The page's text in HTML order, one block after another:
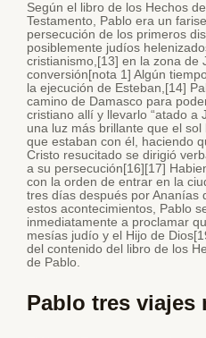
Según el libro de los Hechos
Testamento, Pablo era un
persecución de los primeros
posiblemente judíos
cristianismo,[13] en la zona de
conversión[nota 1] Algún
la ejecución de Esteban,[14]
camino de Damasco para
cristiano allí y llevarlo “atado a
una luz más brillante que el
que estaban con él, haciendo
Cristo resucitado se dirigió
a su persecución[16][17]
con la orden de entrar en la
tres días después por Ananías
estos acontecimientos, Pablo
inmediatamente a proclamar
mesías judío y el Hijo de
del contenido del libro de los
de Pablo.
Pablo tres